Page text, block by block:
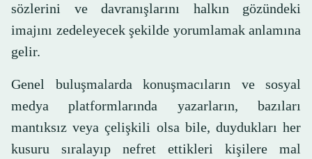
sözlerini ve davranışlarını halkın gözündeki
imajını zedeleyecek şekilde yorumlamak anlamına
gelir.
Genel buluşmalarda konuşmacıların ve sosyal
medya platformlarında yazarların, bazıları
mantıksız veya çelişkili olsa bile, duydukları her
kusuru sıralayıp nefret ettikleri kişilere mal